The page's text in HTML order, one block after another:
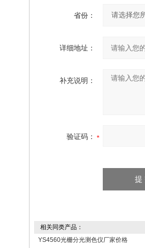
省份：
详细地址：
补充说明：
验证码：
相关同类产品：
YS4560光栅分光测色仪厂家价格